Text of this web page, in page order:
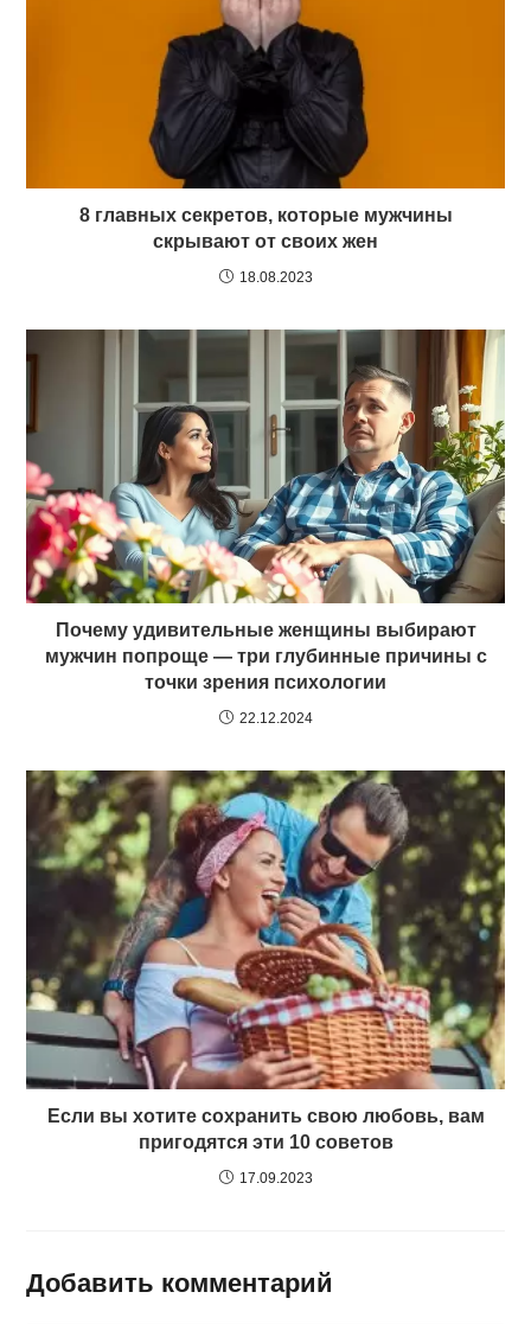
8 главных секретов, которые мужчины
скрывают от своих жен
18.08.2023
Почему удивительные женщины выбирают
мужчин попроще — три глубинные причины с
точки зрения психологии
22.12.2024
Если вы хотите сохранить свою любовь, вам
пригодятся эти 10 советов
17.09.2023
Добавить комментарий